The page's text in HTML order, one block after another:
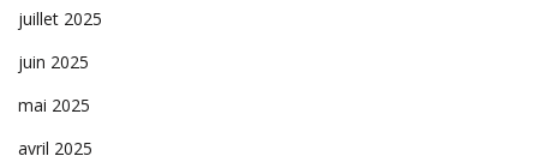
juillet 2025
juin 2025
mai 2025
avril 2025